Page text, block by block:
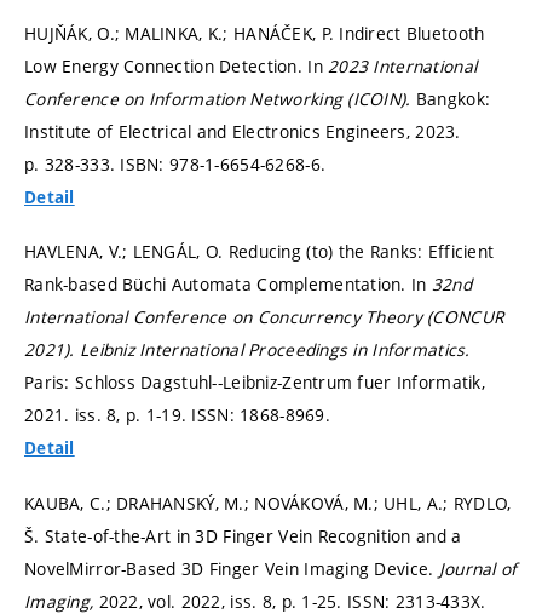
HUJŇÁK, O.; MALINKA, K.; HANÁČEK, P. Indirect Bluetooth
Low Energy Connection Detection. In 2023 International
Conference on Information Networking (ICOIN). Bangkok:
Institute of Electrical and Electronics Engineers, 2023.
p. 328-333. ISBN: 978-1-6654-6268-6.
Detail
HAVLENA, V.; LENGÁL, O. Reducing (to) the Ranks: Efficient
Rank-based Büchi Automata Complementation. In 32nd
International Conference on Concurrency Theory (CONCUR
2021). Leibniz International Proceedings in Informatics.
Paris: Schloss Dagstuhl--Leibniz-Zentrum fuer Informatik,
2021. iss. 8, p. 1-19. ISSN: 1868-8969.
Detail
KAUBA, C.; DRAHANSKÝ, M.; NOVÁKOVÁ, M.; UHL, A.; RYDLO,
Š. State-of-the-Art in 3D Finger Vein Recognition and a
NovelMirror-Based 3D Finger Vein Imaging Device. Journal of
Imaging, 2022, vol. 2022, iss. 8, p. 1-25. ISSN: 2313-433X.